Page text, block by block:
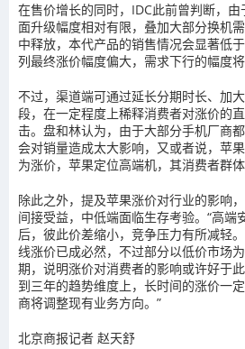
在售价增长的同时，IDC此前曾判断，
面升级幅度相对有限，叠加大部分换机
中释放，本代产品的销售情况会显著低
列最终涨价幅度偏大，需求下行的幅度将
不过，渠道端可通过延长分期时长、加
段，在一定程度上稀释消费者对涨价的
击。盘和林认为，由于大部分手机厂商
会对销量造成太大影响，又或者说，苹
为涨价，苹果定位高端机，其消费者群
除此之外，提及苹果涨价对行业的影响
间接受益，中低端面临生存考验。“高端
后，彼此价差缩小，竞争压力有所减轻
线涨价已成必然，不过部分以低价市场
期，说明涨价对消费者的影响或许好于
到三年的趋势维度上，长时间的涨价一
商将调整现有业务方向。”
北京商报记者 赵天舒